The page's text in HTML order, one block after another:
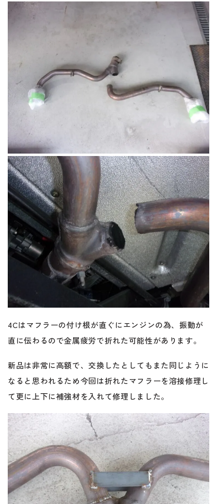
4Cはマフラーの付け根が直ぐにエンジンの為、振動が
直に伝わるので金属疲労で折れた可能性があります。
新品は非常に高額で、交換したとしてもまた同じように
なると思われるため今回は折れたマフラーを溶接修理し
て更に上下に補強材を入れて修理しました。